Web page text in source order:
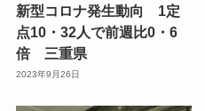
新型コロナ発生動向 1定
点10・32人で前週比0・6
倍 三重県
2023年9月26日